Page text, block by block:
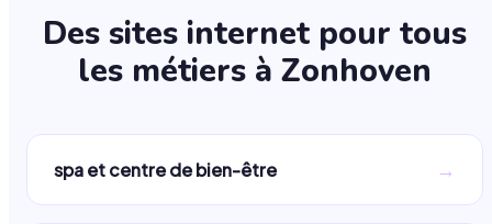
Des sites internet pour tous
les métiers à Zonhoven
spa et centre de bien-être →